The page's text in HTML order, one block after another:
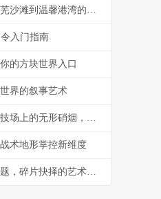
我的世界海边求生小屋：从荒芜沙滩到温馨港湾的建造指南
入门指南
的方块世界入口
界的叙事艺术
和平精英队友有操作杂音，竞技场上的无形硝烟，副标题，听音辨位之外的生存考验
术地形掌控新维度
王者更新皮肤碎片换啥，副标题，碎片抉择的艺术与智慧